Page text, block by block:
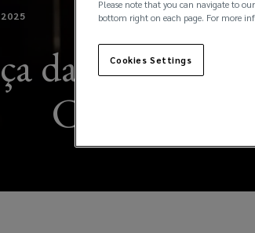
das
Please note that you can navigate to
bottom right on each page. For more
Cookies Settings